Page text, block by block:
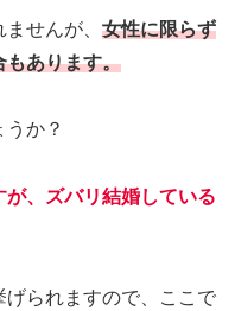
せんが、 女性に限らず
もあります。
か？
、ズバリ結婚している
られますので、ここで